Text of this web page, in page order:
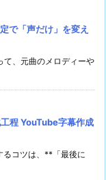
で「声だけ」を変え
て、元曲のメロディーや
程 YouTube字幕作成
るコツは、**「最後に